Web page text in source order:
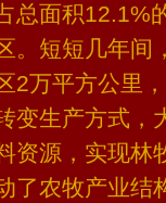
总面积12.1%
。短短几年间
2万平方公里
变生产方式，
资源，实现林
了农牧产业结